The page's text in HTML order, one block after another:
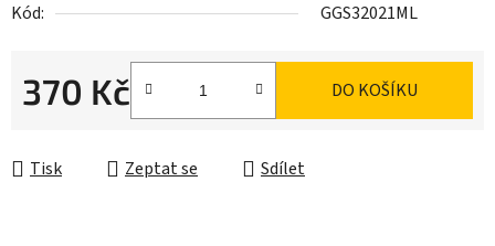
Kód:
GGS32021ML
370 Kč DO KOŠÍKU
Tisk Zeptat se Sdílet